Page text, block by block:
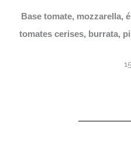
Base tomate, mozzarella,
tomates cerises, burrata,